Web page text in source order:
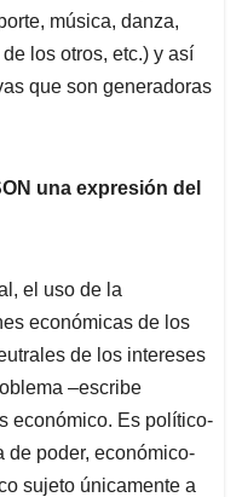
música, danza,
los otros, etc.) y así
que son generadoras
una expresión del
el uso de la
económicas de los
de los intereses
–escribe
económico. Es político-
de poder, económico-
sujeto únicamente a